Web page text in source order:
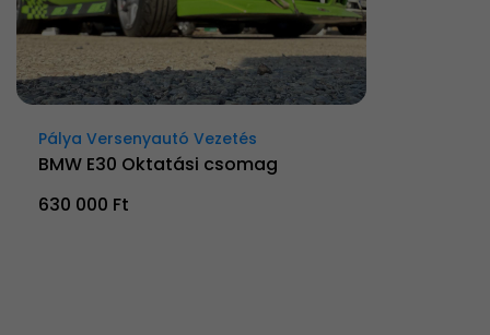
Pálya Versenyautó Vezetés
BMW E30 Oktatási csomag
630 000 Ft